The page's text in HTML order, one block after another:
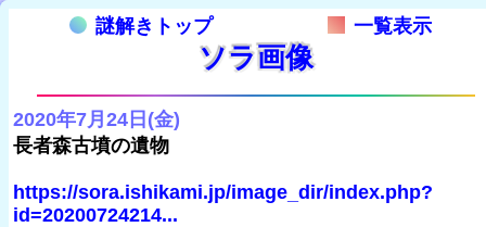
謎解きトップ 一覧表示
ソラ画像
2020年7月24日(金)
長者森古墳の遺物
https://sora.ishikami.jp/image_dir/index.php?
id=20200724214...